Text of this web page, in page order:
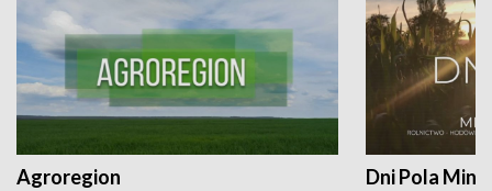
Agroregion Dni Pola